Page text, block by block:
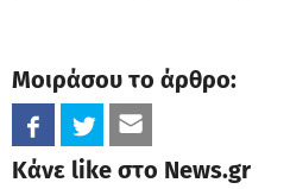
Μοιράσου το άρθρο:
Κάνε like στο News.gr